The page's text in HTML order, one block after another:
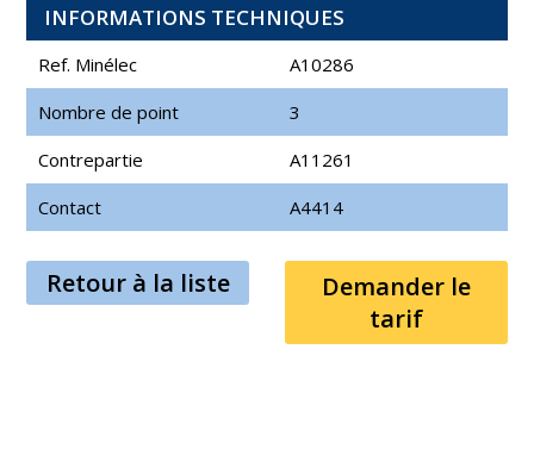
INFORMATIONS TECHNIQUES
Ref. Minélec
A10286
Nombre de point
3
Contrepartie
A11261
Contact
A4414
Retour à la liste
Demander le
tarif